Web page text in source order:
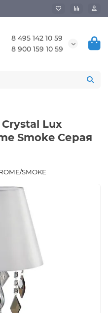
8 495 142 10 59
8 900 159 10 59
Lux
Smoke Серая
SMOKE